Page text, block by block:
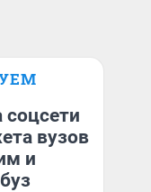
соцсети
вузов
и